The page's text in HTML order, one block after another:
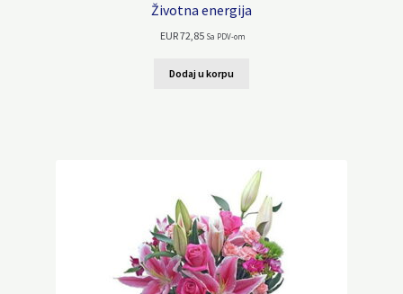
Životna energija
EUR72,85 Sa PDV-om
Dodaj u korpu